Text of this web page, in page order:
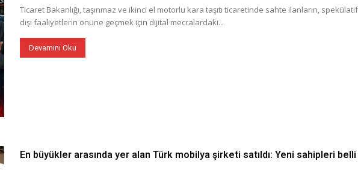
Ticaret Bakanlığı, taşınmaz ve ikinci el motorlu kara taşıtı ticaretinde sahte ilanların, spekülatif
dışı faaliyetlerin önüne geçmek için dijital mecralardaki...
Devamını Oku
En büyükler arasında yer alan Türk mobilya şirketi satıldı: Yeni sahipleri